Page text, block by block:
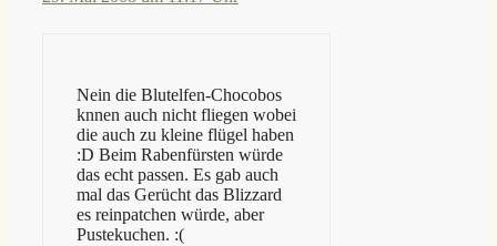
Nein die Blutelfen-Chocobos
knnen auch nicht fliegen wobei
die auch zu kleine flügel haben
:D Beim Rabenfürsten würde
das echt passen. Es gab auch
mal das Gerücht das Blizzard
es reinpatchen würde, aber
Pustekuchen. :(